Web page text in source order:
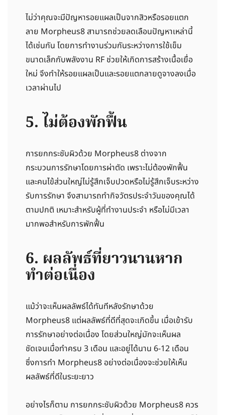
ไม่ว่าคุณจะมีปัญหารอยแผลเป็นจากสิวหรือรอยแตก
ลาย Morpheus8 สามารถช่วยลดเลือนปัญหาเหล่านี้
ได้เช่นกัน โดยการทำงานร่วมกันระหว่างการใช้เข็ม
ขนาดเล็กกับพลังงาน RF ช่วยให้เกิดการสร้างเนื้อเยื่อ
ใหม่ จึงทำให้รอยแผลเป็นและรอยแตกลายดูจางลงเมื่อ
เวลาผ่านไป
5. ไม่ต้องพักฟื้น
การยกกระชับผิวด้วย Morpheus8 ต่างจาก
กระบวนการรักษาโดยการผ่าตัด เพราะไม่ต้องพักฟื้น
และคนไข้ส่วนใหญ่ไม่รู้สึกเจ็บปวดหรือไม่รู้สึกเจ็บระหว่าง
รับการรักษา จึงสามารถทำกิจวัตรประจำวันของคุณได้
ตามปกติ เหมาะสำหรับผู้ที่ทำงานประจำ หรือไม่มีเวลา
มากพอสำหรับการพักฟื้น
6. ผลลัพธ์ที่ยาวนานหาก
ทำต่อเนื่อง
แม้ว่าจะเห็นผลลัพธ์ได้ทันทีหลังรักษาด้วย
Morpheus8 แต่ผลลัพธ์ที่ดีที่สุดจะเกิดขึ้น เมื่อเข้ารับ
การรักษาอย่างต่อเนื่อง โดยส่วนใหญ่มักจะเห็นผล
ชัดเจนเมื่อทำครบ 3 เดือน และอยู่ได้นาน 6-12 เดือน
ซึ่งการทำ Morpheus8 อย่างต่อเนื่องจะช่วยให้เห็น
ผลลัพธ์ที่ดีในระยะยาว
อย่างไรก็ตาม การยกกระชับผิวด้วย Morpheus8 ควร